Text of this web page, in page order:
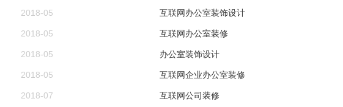
2018-05
2018-05
2018-05
2018-05
2018-07
互联网办公室装饰设计
互联网办公室装修
办公室装饰设计
互联网企业办公室装修
互联网公司装修